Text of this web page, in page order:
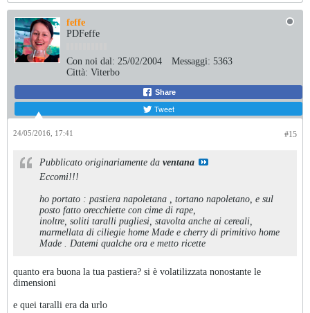
feffe
PDFeffe
Con noi dal: 25/02/2004 Messaggi: 5363
Città: Viterbo
Share
Tweet
#15
24/05/2016, 17:41
Pubblicato originariamente da ventana
Eccomi!!!
ho portato : pastiera napoletana , tortano napoletano, e sul
posto fatto orecchiette con cime di rape,
inoltre, soliti taralli pugliesi, stavolta anche ai cereali,
marmellata di ciliegie home Made e cherry di primitivo home
Made . Datemi qualche ora e metto ricette
quanto era buona la tua pastiera? si è volatilizzata nonostante le
dimensioni
e quei taralli era da urlo